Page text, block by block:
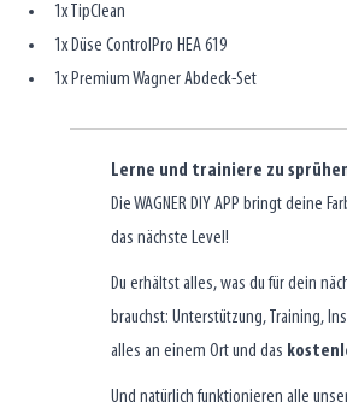
1x TipClean
1x Düse ControlPro HEA 619
1x Premium Wagner Abdeck-Set
Lerne und trainiere zu
Die WAGNER DIY APP bringt deine
das nächste Level!
Du erhältst alles, was du für dein
brauchst: Unterstützung, Training,
alles an einem Ort und das
Und natürlich funktionieren alle